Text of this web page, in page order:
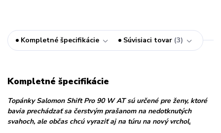
Kompletné špecifikácie Súvisiaci tovar 3
Kompletné špecifikácie
Topánky Salomon Shift Pro 90 W AT sú určené pre ženy, ktoré
bavia prechádzať sa čerstvým prašanom na nedotknutých
svahoch, ale občas chcú vyraziť aj na túru na nový vrchol.